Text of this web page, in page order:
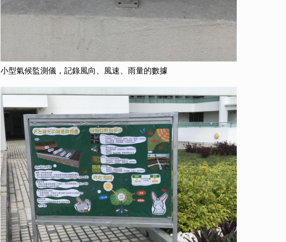
小型氣候監測儀，記錄風向、風速、雨量的數據